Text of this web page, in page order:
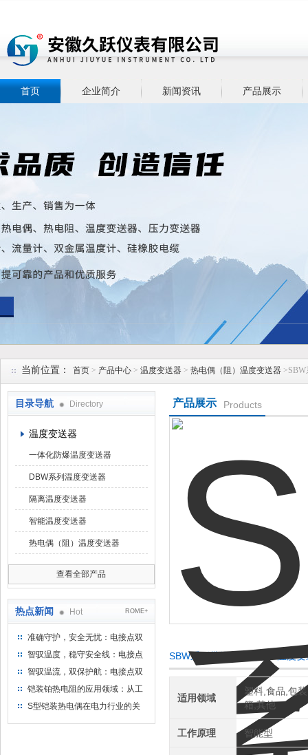
安徽久跃仪表有限公司
首页 企业简介 新闻资讯 产品展示
当前位置： 首页 > 产品中心 > 温度变送器 > 热电偶（阻）温度变送器
目录导航 Directory
温度变送器
一体化防爆温度变送器
DBW系列温度变送器
隔离温度变送器
智能温度变送器
热电偶（阻）温度变送器
查看全部产品
热点新闻 Hot ROME+
准确守护，安全无忧：电接点双
金属温度计——测温新选择
智驭温度，稳守安全线：电接点
双金属温度计的创新守护
智驭温流，双保护航：电接点双
金属温度计在工业领域的革新应
铠装铂热电阻的应用领域：从工
业到科研，无所不在的温度测量
S型铠装热电偶在电力行业的关
产品展示 Products
SBW系列带热电偶（阻）温度
适用领域
塑料,食品,包
箱,其他
工作原理 智能型